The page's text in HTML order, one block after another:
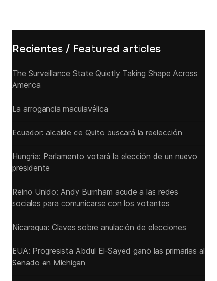
Recientes / Featured articles
The Surveillance State Quietly Taking Shape Across
America
La arrogancia maquiavélica
Ecuador: alcalde de Quito buscará la reelección
Hungría: Parlamento votará la elección de un nuevo
presidente
Reino Unido: Andy ‌Burnham acude a las redes
sociales para comunicarse con los votantes
Nicaragua: Claves sobre anulación de elecciones
EUA: Progresista Abdul El-Sayed ganó las primarias al
Senado ‌en Míchigan